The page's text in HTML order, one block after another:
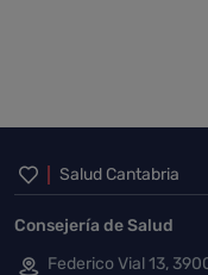
Inicio del
Salud Cantabria
Consejería de Salud
Federico Vial 13,